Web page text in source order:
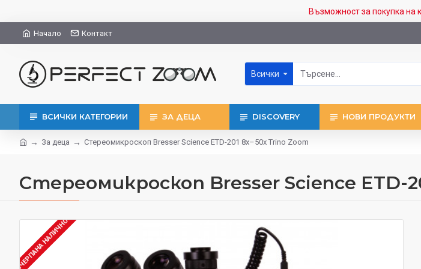
Възможност за покупка на
Начало Контакт
Всички
ВСИЧКИ КАТЕГОРИИ ЗА ДЕЦА DISCOVERY НОВИ ПРОДУКТИ
За деца Стереомикроскоп Bresser Science ETD-201 8x–50x Trino Zoom
Стереомикроскоп Bresser Science ETD-
ИЗЧЕРПАНА НАЛИЧНОСТ